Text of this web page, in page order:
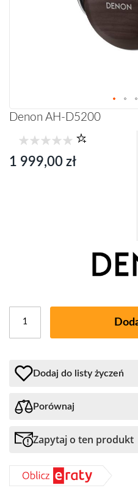
Przejdź
początek
Denon AH-D5200
1 999,00 zł
Dodaj do listy życzeń
Porównaj
Zapytaj o ten produkt